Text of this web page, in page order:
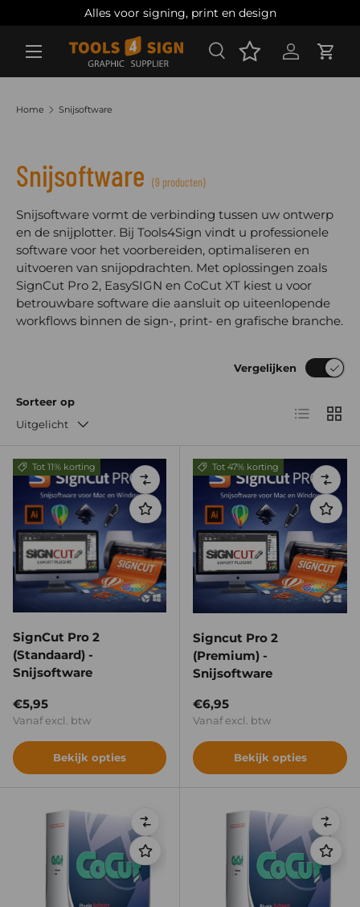
Alles voor signing, print en design
Zoeken
Zoeken Account
Home Snijsoftware
Snijsoftware (9 producten)
Snijsoftware vormt de verbinding tussen uw ontwerp
en de snijplotter. Bij Tools4Sign vindt u professionele
software voor het voorbereiden, optimaliseren en
uitvoeren van snijopdrachten. Met oplossingen zoals
SignCut Pro 2, EasySIGN en CoCut XT kiest u voor
betrouwbare software die aansluit op uiteenlopende
workflows binnen de sign-, print- en grafische branche.
Sorteer op
Uitgelicht
Vergelijken
Lijst
Vergelijken
Tot 11% korting
SignCut Pro 2
(Standaard) -
Snijsoftware
Reguliere prijs
€5,95
Vanaf excl. btw
Bekijk opties
Tot 47% korting
Signcut Pro 2
(Premium) -
Snijsoftware
Reguliere prijs
€6,95
Vanaf excl. btw
Bekijk opties
Vergelijken